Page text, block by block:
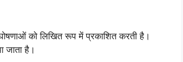
को लिखित रूप में प्रकाशित करती है।
जाता है।